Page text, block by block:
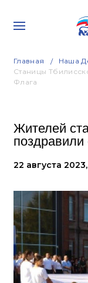
Главная Наша
Станицы
Флага
Жителей
22 августа 2023,